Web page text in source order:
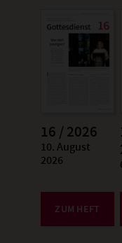
16 / 2026
:
10. August
2026
ZUM HEFT